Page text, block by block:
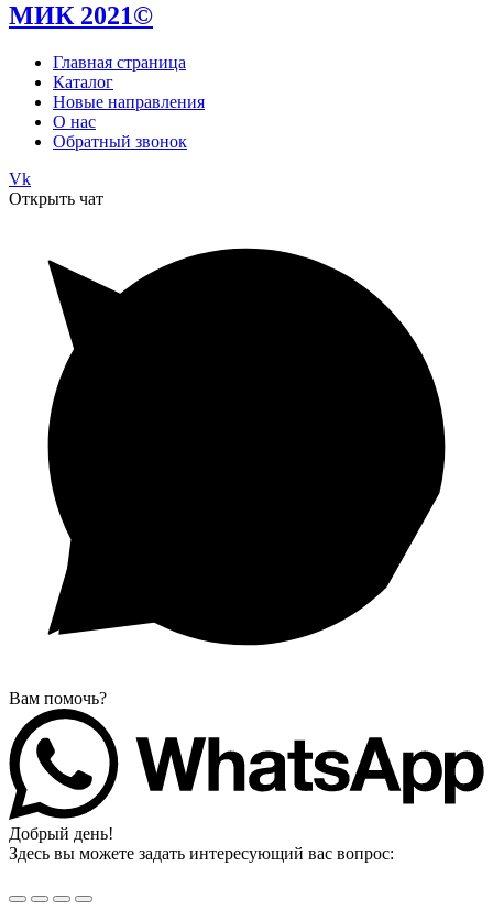
МИК 2021©
Главная страница
Каталог
Новые направления
О нас
Обратный звонок
Vk
Открыть чат
Вам помочь?
Добрый день!
Здесь вы можете задать интересующий вас вопрос: